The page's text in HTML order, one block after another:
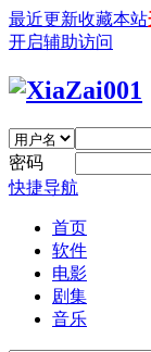
最近更新收藏本站
开启辅助访问
密码
快捷导航
首页
软件
电影
剧集
音乐